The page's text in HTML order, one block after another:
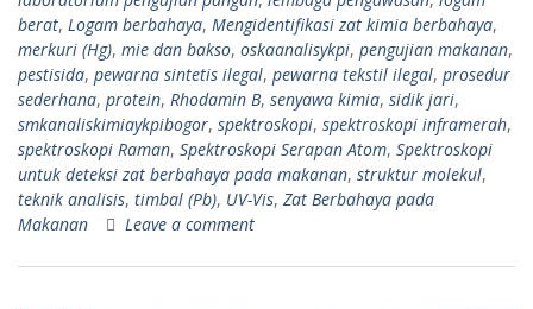
berat, Logam berbahaya, Mengidentifikasi zat kimia berbahaya,
merkuri (Hg), mie dan bakso, oskaanalisykpi, pengujian makanan,
pestisida, pewarna sintetis ilegal, pewarna tekstil ilegal, prosedur
sederhana, protein, Rhodamin B, senyawa kimia, sidik jari,
smkanaliskimiaykpibogor, spektroskopi, spektroskopi inframerah,
spektroskopi Raman, Spektroskopi Serapan Atom, Spektroskopi
untuk deteksi zat berbahaya pada makanan, struktur molekul,
teknik analisis, timbal (Pb), UV-Vis, Zat Berbahaya pada
Makanan
Leave a comment